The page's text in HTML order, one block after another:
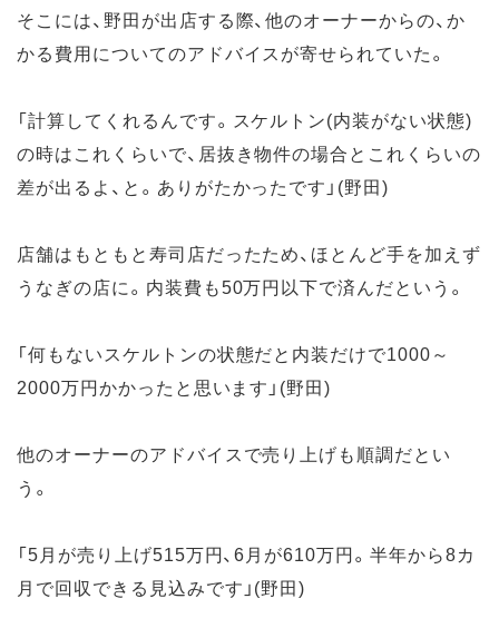
そこには、野田が出店する際、他のオーナーからの、か
かる費用についてのアドバイスが寄せられていた。
「計算してくれるんです。スケルトン(内装がない状態)
の時はこれくらいで、居抜き物件の場合とこれくらいの
差が出るよ、と。ありがたかったです」(野田)
店舗はもともと寿司店だったため、ほとんど手を加えず
うなぎの店に。内装費も50万円以下で済んだという。
「何もないスケルトンの状態だと内装だけで1000～
2000万円かかったと思います」(野田)
他のオーナーのアドバイスで売り上げも順調だとい
う。
「5月が売り上げ515万円、6月が610万円。半年から8カ
月で回収できる見込みです」(野田)